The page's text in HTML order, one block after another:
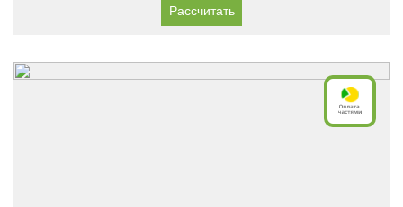
Рассчитать